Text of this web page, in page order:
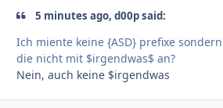
5 minutes ago, d00p said:
Ich miente keine {ASD} prefixe
die nicht mit $irgendwas$ an?
Nein, auch keine $irgendwas